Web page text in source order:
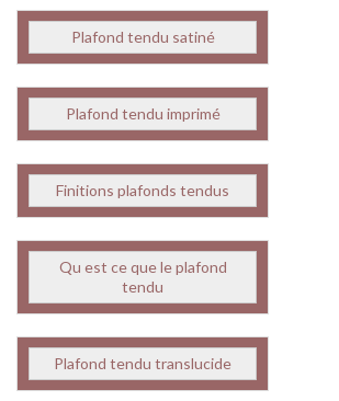
Plafond tendu satiné
Plafond tendu imprimé
Finitions plafonds tendus
Qu est ce que le plafond
tendu
Plafond tendu translucide